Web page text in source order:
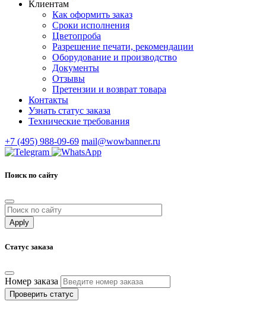
Клиентам
Как оформить заказ
Сроки исполнения
Цветопроба
Разрешение печати, рекомендации
Оборудование и производство
Документы
Отзывы
Претензии и возврат товара
Контакты
Узнать статус заказа
Технические требования
+7 (495) 988-09-69 mail@wowbanner.ru
Поиск по сайту
Статус заказа
Номер заказа
Проверить статус